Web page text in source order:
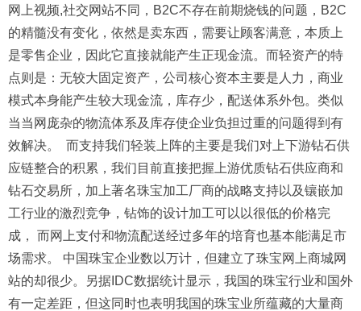
网上视频,社交网站不同，B2C不存在前期烧钱的问题，B2C
的精髓没有变化，依然是卖东西，需要让顾客满意，本质上
是零售企业，因此它直接就能产生正现金流。而轻资产的特
点则是：无较大固定资产，公司核心资本主要是人力，商业
模式本身能产生较大现金流，库存少，配送体系外包。类似
当当网庞杂的物流体系及库存使企业负担过重的问题得到有
效解决。 而支持我们轻装上阵的主要是我们对上下游钻石供
应链整合的积累，我们目前直接把握上游优质钻石供应商和
钻石交易所，加上著名珠宝加工厂商的战略支持以及镶嵌加
工行业的激烈竞争，钻饰的设计加工可以以很低的价格完
成， 而网上支付和物流配送经过多年的培育也基本能满足市
场需求。 中国珠宝企业数以万计，但建立了珠宝网上商城网
站的却很少。另据IDC数据统计显示，我国的珠宝行业和国外
有一定差距，但这同时也表明我国的珠宝业所蕴藏的大量商